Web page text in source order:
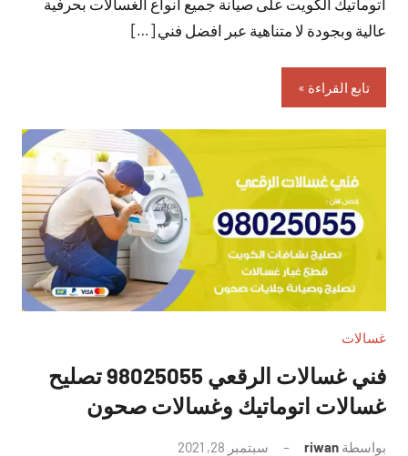
اتوماتيك الكويت على صيانة جميع أنواع الغسالات بحرفية
عالية وبجودة لا متناهية عبر افضل فني […]
تابع القراءة
غسالات
فني غسالات الرقعي 98025055 تصليح
غسالات اتوماتيك وغسالات صحون
بواسطة riwan سبتمبر 28, 2021